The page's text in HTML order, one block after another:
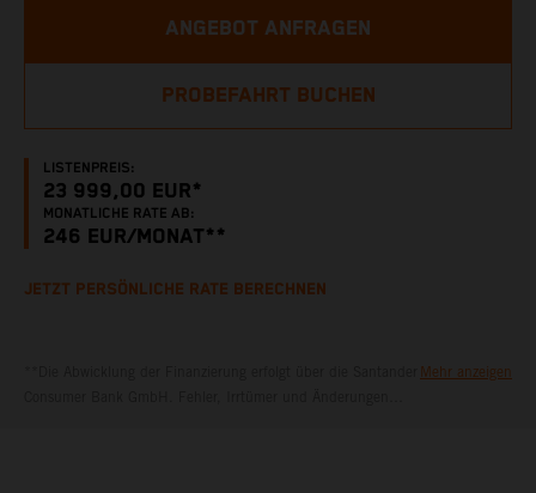
LISTENPREIS:
23 999,00 EUR*
MONATLICHE RATE AB:
246 EUR/MONAT**
ANGEBOT ANFRAGEN
PROBEFAHRT BUCHEN
JETZT PERSÖNLICHE RATE BERECHNEN
Mehr anzeigen